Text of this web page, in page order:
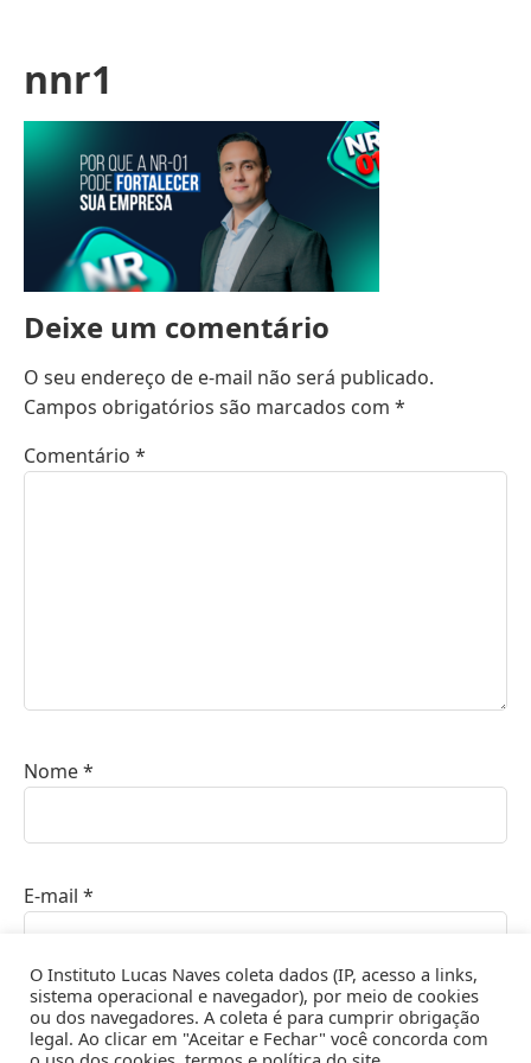
nnr1
Deixe um comentário
O seu endereço de e-mail não será publicado.
Campos obrigatórios são marcados com *
Comentário *
Nome*
E-mail *
Site
O Instituto Lucas Naves coleta dados (IP, acesso a links,
sistema operacional e navegador), por meio de cookies
ou dos navegadores. A coleta é para cumprir obrigação
legal. Ao clicar em "Aceitar e Fechar" você concorda com